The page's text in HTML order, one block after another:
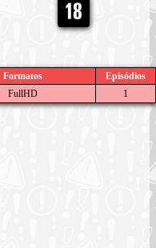
Formatos
Episódios
FullHD 1